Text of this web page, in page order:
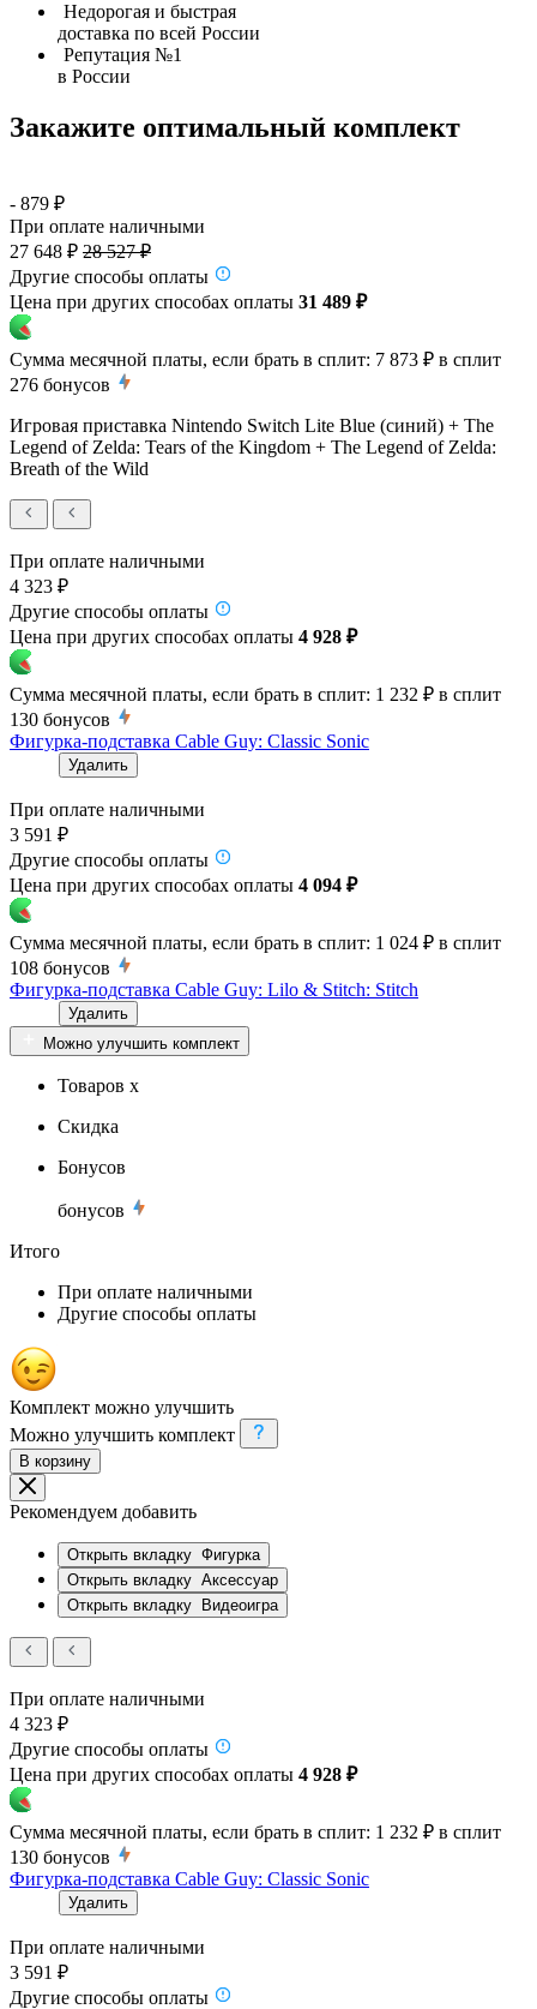
Недорогая и быстрая
доставка по всей России
Репутация №1
в России
Закажите оптимальный комплект
- 879 ₽
При оплате наличными
27 648 ₽ 28 527 ₽
Другие способы оплаты
Цена при других способах оплаты 31 489 ₽
Сумма месячной платы, если брать в сплит: 7 873 ₽ в сплит
276 бонусов
Игровая приставка Nintendo Switch Lite Blue (синий) + The
Legend of Zelda: Tears of the Kingdom + The Legend of Zelda:
Breath of the Wild
При оплате наличными
4 323 ₽
Другие способы оплаты
Цена при других способах оплаты 4 928 ₽
Сумма месячной платы, если брать в сплит: 1 232 ₽ в сплит
130 бонусов
Фигурка-подставка Cable Guy: Classic Sonic
Удалить
При оплате наличными
3 591 ₽
Другие способы оплаты
Цена при других способах оплаты 4 094 ₽
Сумма месячной платы, если брать в сплит: 1 024 ₽ в сплит
108 бонусов
Фигурка-подставка Cable Guy: Lilo & Stitch: Stitch
Удалить
Можно улучшить комплект
Товаров x
Скидка
Бонусов
бонусов
Итого
При оплате наличными
Другие способы оплаты
Комплект можно улучшить
Можно улучшить комплект
В корзину
Рекомендуем добавить
Открыть вкладку Фигурка
Открыть вкладку Аксессуар
Открыть вкладку Видеоигра
При оплате наличными
4 323 ₽
Другие способы оплаты
Цена при других способах оплаты 4 928 ₽
Сумма месячной платы, если брать в сплит: 1 232 ₽ в сплит
130 бонусов
Фигурка-подставка Cable Guy: Classic Sonic
Удалить
При оплате наличными
3 591 ₽
Другие способы оплаты